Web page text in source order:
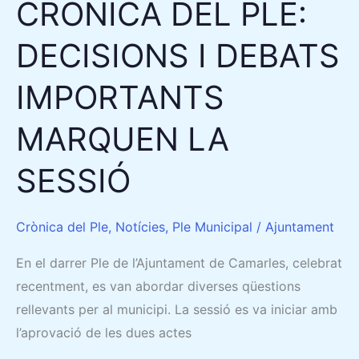
CRÒNICA DEL PLE:
DECISIONS I DEBATS
IMPORTANTS
MARQUEN LA
SESSIÓ
Crònica del Ple, Notícies, Ple Municipal / Ajuntament
En el darrer Ple de l’Ajuntament de Camarles, celebrat
recentment, es van abordar diverses qüestions
rellevants per al municipi. La sessió es va iniciar amb
l’aprovació de les dues actes
SESSIÓ